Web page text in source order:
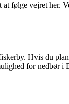
følge vejret her.
Hvis du
for nedbør i